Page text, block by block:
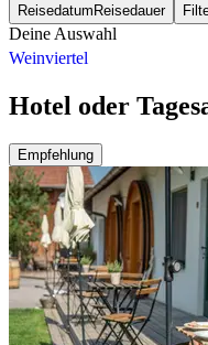
Reisedatum Reisedauer
Deine Auswahl
Weinviertel
Hotel oder
Empfehlung